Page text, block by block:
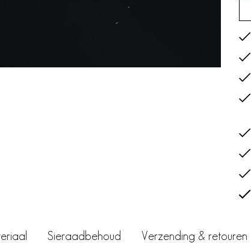
Sieraadbehoud Verzending & retouren